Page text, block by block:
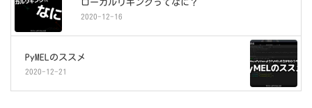
ローカルリギングってなに？
2020-12-16
PyMELのススメ
2020-12-21